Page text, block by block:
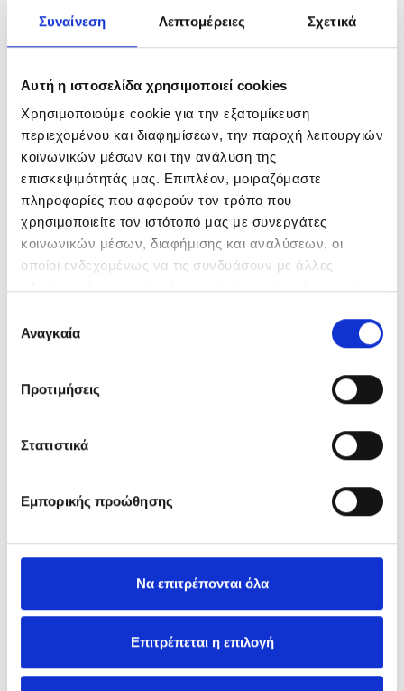
Συναίνεση Λεπτομέρειες Σχετικά
Αυτή η ιστοσελίδα χρησιμοποιεί cookies
Χρησιμοποιούμε cookie για την εξατομίκευση
περιεχομένου και διαφημίσεων, την παροχή λειτουργιών
κοινωνικών μέσων και την ανάλυση της
επισκεψιμότητάς μας. Επιπλέον, μοιραζόμαστε
πληροφορίες που αφορούν τον τρόπο που
χρησιμοποιείτε τον ιστότοπό μας με συνεργάτες
κοινωνικών μέσων, διαφήμισης και αναλύσεων, οι
οποίοι ενδεχομένως να τις συνδυάσουν με άλλες
των υπηρεσιών τους.
συγκατάθεσης
Αναγκαία
Προτιμήσεις
Στατιστικά
Εμπορικής προώθησης
Να επιτρέπονται όλα
Επιτρέπεται η επιλογή
ΑΛΛΕΣ ΔΗΜΟΣΙΕΥΣΕΙΣ